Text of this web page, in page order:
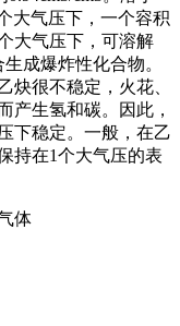
大气压下，一个容积
大气压下，可溶解
成爆炸性化合物。
炔很不稳定，火花、
产生氢和碳。因此，
下稳定。一般，在乙
持在1个大气压的表